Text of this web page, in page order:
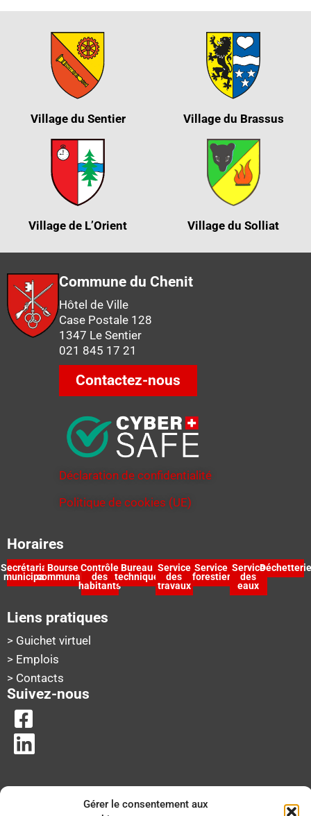
Gérer le consentement aux
Village du Sentier Village du Brassus
Village de L’Orient Village du Solliat
Commune du Chenit
Hôtel de Ville
Case Postale 128
1347 Le Sentier
021 845 17 21
Contactez-nous
Déclaration de confidentialité
Politique de cookies (UE)
Horaires
Secrétariat
municipal
Bourse
communale
Contrôle
des
habitants
Bureau
technique
Service
des
travaux
Service
forestier
Service
des
eaux
Déchetterie
Liens pratiques
> Guichet virtuel
> Emplois
> Contacts
Suivez-nous